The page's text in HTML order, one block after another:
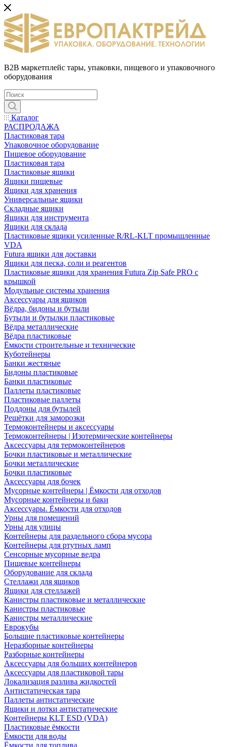
B2B маркетплейс тары, упаковки, пищевого и упаковочного
оборудования
Каталог
РАСПРОДАЖА
Пластиковая тара
Упаковочное оборудование
Пищевое оборудование
Пластиковая тара
Пластиковые ящики
Ящики пищевые
Ящики для хранения
Универсальные ящики
Складные ящики
Ящики для инструмента
Ящики для склада
Пластиковые ящики усиленные R/RL-KLT промышленные
VDA
Futura ящики для доставки
Ящики для песка, соли и реагентов
Пластиковые ящики для хранения Futura Zip Safe PRO с
крышкой
Модульные системы хранения
Аксессуары для ящиков
Вёдра, бидоны и бутыли
Бутыли и бутылки пластиковые
Вёдра металлические
Вёдра пластиковые
Ёмкости строительные и технические
Куботейнеры
Банки жестяные
Бидоны пластиковые
Банки пластиковые
Паллеты пластиковые
Пластиковые паллеты
Поддоны для бутылей
Решётки для заморозки
Термоконтейнеры и аксессуары
Термоконтейнеры | Изотермические контейнеры
Аксессуары для термоконтейнеров
Бочки пластиковые и металлические
Бочки металлические
Бочки пластиковые
Аксессуары для бочек
Мусорные контейнеры | Ёмкости для отходов
Мусорные контейнеры и баки
Аксессуары. Ёмкости для отходов
Урны для помещений
Урны для улицы
Контейнеры для раздельного сбора мусора
Контейнеры для ртутных ламп
Сенсорные мусорные ведра
Пищевые контейнеры
Оборудование для склада
Стеллажи для ящиков
Ящики для стеллажей
Канистры пластиковые и металлические
Канистры пластиковые
Канистры металлические
Еврокубы
Большие пластиковые контейнеры
Неразборные контейнеры
Разборные контейнеры
Аксессуары для больших контейнеров
Аксессуары для пластиковой тары
Локализация разлива жидкостей
Антистатическая тара
Паллеты антистатические
Ящики и лотки антистатические
Контейнеры KLT ESD (VDA)
Пластиковые ёмкости
Ёмкости для воды
Ёмкости для топлива